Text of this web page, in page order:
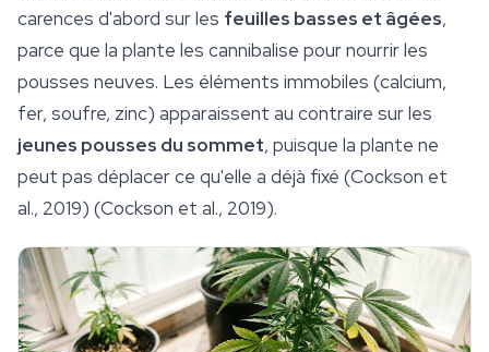
carences d'abord sur les feuilles basses et âgées,
parce que la plante les cannibalise pour nourrir les
pousses neuves. Les éléments immobiles (calcium,
fer, soufre, zinc) apparaissent au contraire sur les
jeunes pousses du sommet, puisque la plante ne
peut pas déplacer ce qu'elle a déjà fixé (Cockson et
al., 2019) (Cockson et al., 2019).